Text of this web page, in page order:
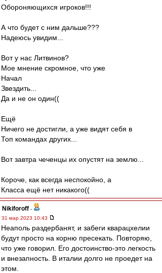
Обороняющихся игроков!!!
А что будет с ним дальше???
Надеюсь увидим...
Вот у нас Литвинов?
Мое мнение скромное, что уже
Начал
Звездить...
Да и не он один((
Ещё
Ничего не достигли, а уже видят себя в
Топ командах других...
Вот завтра чеченцы их опустят на землю...
Короче, как всегда неспокойно, а
Класса ещё нет никакого((
Nikiforoff -
31 мар 2023 10:43
Неаполь раздербанят, и забеги кварацхелии
будут просто на корню пресекать. Повторяю,
что уже говорил. Его достоинство-это легкость
и внезапность. В италии долго не проедет на
этом.